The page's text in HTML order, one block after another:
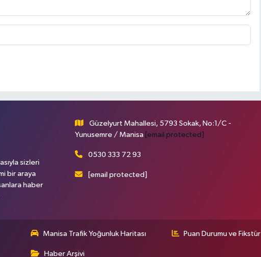
sizleri
bir araya
haber
Güzelyurt Mahallesi, 5793 Sokak, No:1/C -
Yunusemre / Manisa [email protected]
0530 333 72 93
[email protected]
Manisa Trafik Yoğunluk Haritası Puan Durumu ve Fikstür
Haber Arşivi